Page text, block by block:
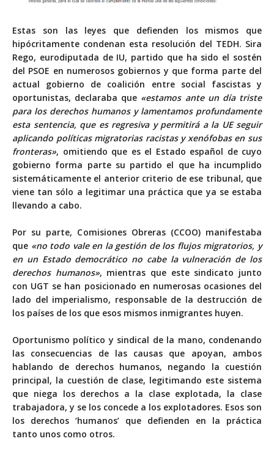
Estas son las leyes que defienden los mismos que
hipócritamente condenan esta resolución del TEDH. Sira
Rego, eurodiputada de IU, partido que ha sido el sostén
del PSOE en numerosos gobiernos y que forma parte del
actual gobierno de coalición entre social fascistas y
oportunistas, declaraba que «estamos ante un día triste
para los derechos humanos y lamentamos profundamente
esta sentencia, que es regresiva y permitirá a la UE seguir
aplicando políticas migratorias racistas y xenófobas en sus
fronteras», omitiendo que es el Estado español de cuyo
gobierno forma parte su partido el que ha incumplido
sistemáticamente el anterior criterio de ese tribunal, que
viene tan sólo a legitimar una práctica que ya se estaba
llevando a cabo.
Por su parte, Comisiones Obreras (CCOO) manifestaba
que «no todo vale en la gestión de los flujos migratorios, y
en un Estado democrático no cabe la vulneración de los
derechos humanos», mientras que este sindicato junto
con UGT se han posicionado en numerosas ocasiones del
lado del imperialismo, responsable de la destrucción de
los países de los que esos mismos inmigrantes huyen.
Oportunismo político y sindical de la mano, condenando
las consecuencias de las causas que apoyan, ambos
hablando de derechos humanos, negando la cuestión
principal, la cuestión de clase, legitimando este sistema
que niega los derechos a la clase explotada, la clase
trabajadora, y se los concede a los explotadores. Esos son
los derechos ‘humanos’ que defienden en la práctica
tanto unos como otros.